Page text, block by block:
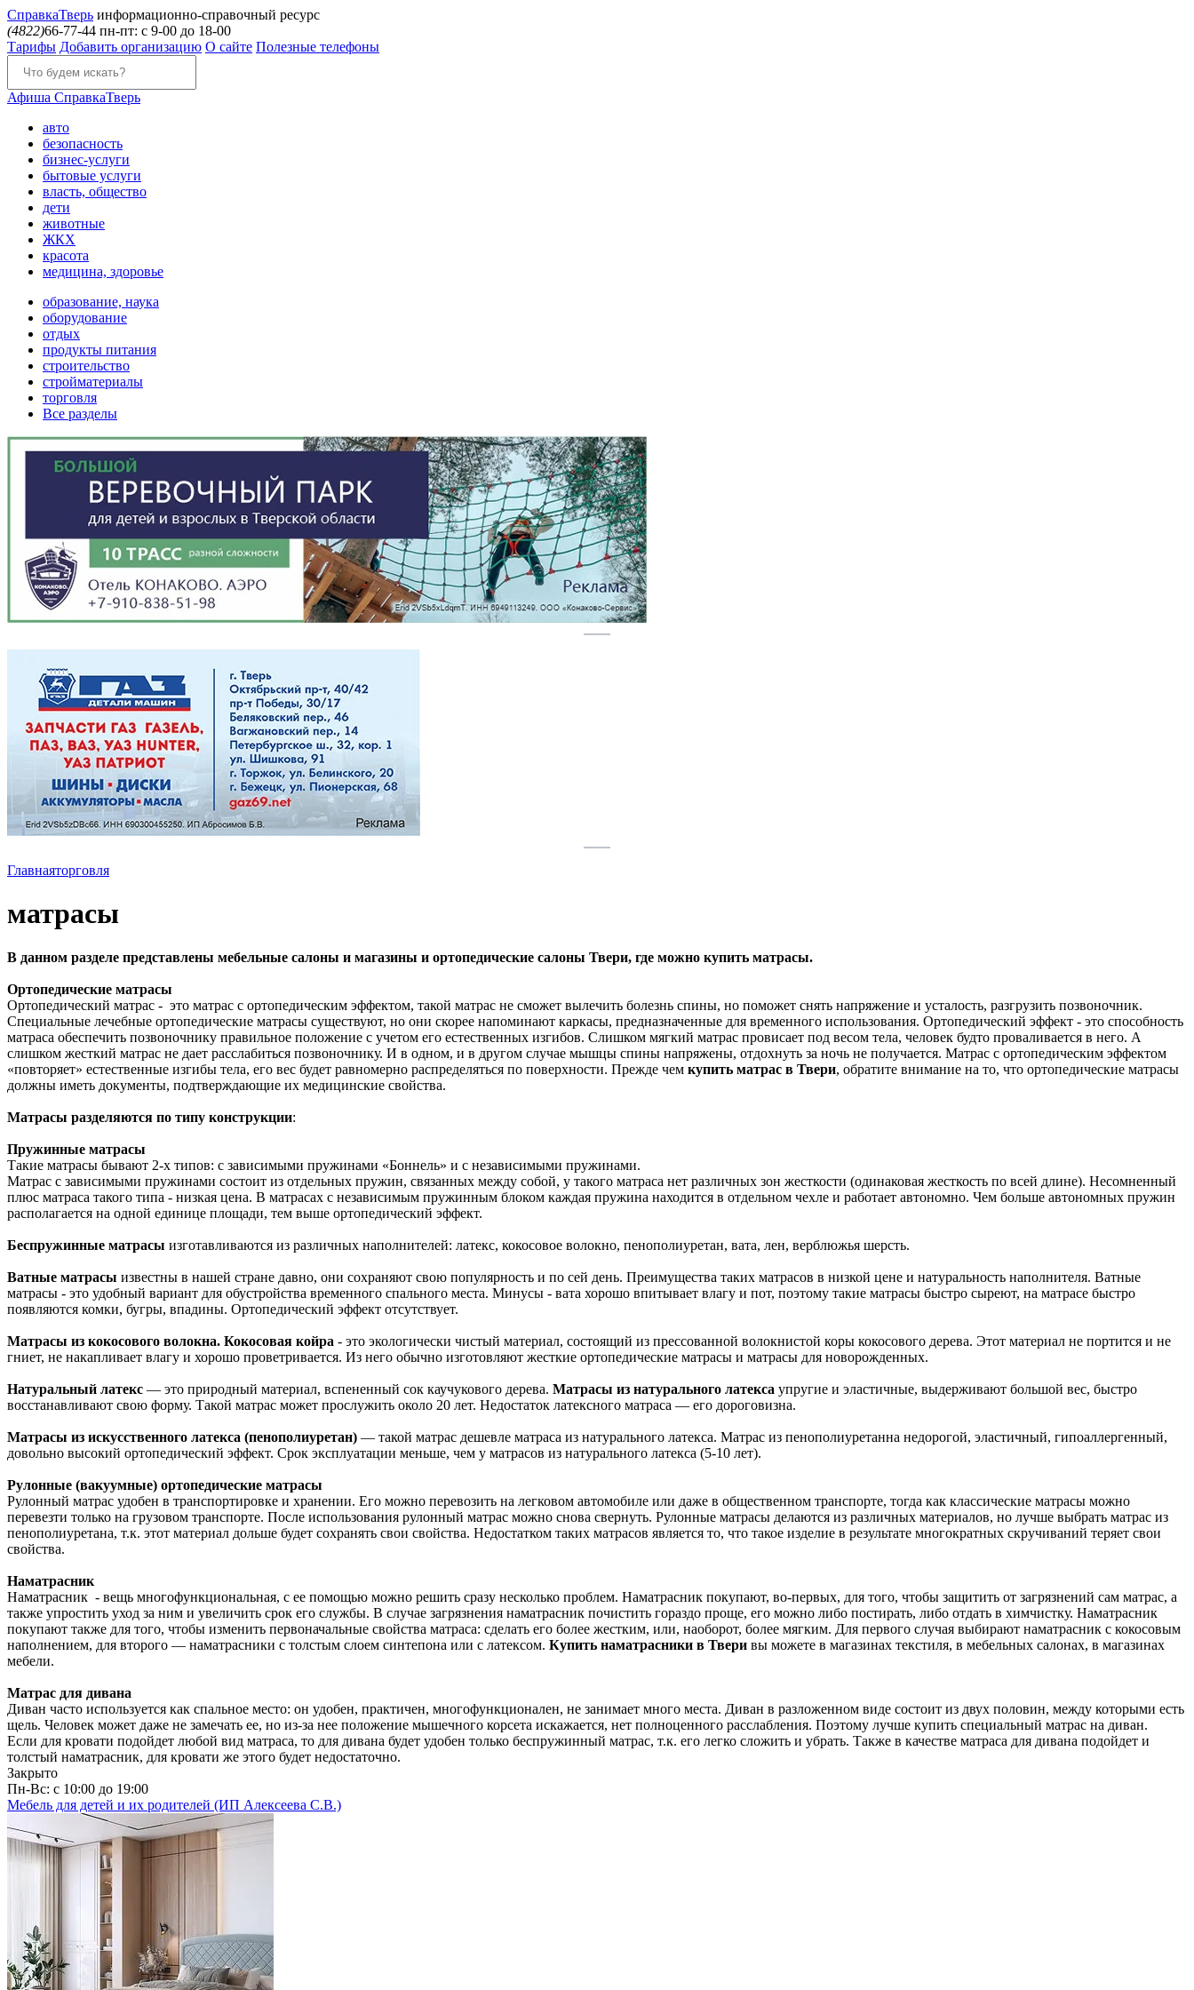
СправкаТверь информационно-справочный ресурс
(4822)66-77-44 пн-пт: с 9-00 до 18-00
Тарифы Добавить организацию О сайте Полезные телефоны
Афиша СправкаТверь
авто
безопасность
бизнес-услуги
бытовые услуги
власть, общество
дети
животные
ЖКХ
красота
медицина, здоровье
образование, наука
оборудование
отдых
продукты питания
строительство
стройматериалы
торговля
Все разделы
Главнаяторговля
матрасы
В данном разделе представлены мебельные салоны и магазины и ортопедические салоны Твери, где можно купить матрасы.
Ортопедические матрасы
Ортопедический матрас - это матрас с ортопедическим эффектом, такой матрас не сможет вылечить болезнь спины, но поможет снять напряжение и усталость, разгрузить позвоночник.
Специальные лечебные ортопедические матрасы существуют, но они скорее напоминают каркасы, предназначенные для временного использования. Ортопедический эффект - это способность
матраса обеспечить позвоночнику правильное положение с учетом его естественных изгибов. Слишком мягкий матрас провисает под весом тела, человек будто проваливается в него. А
слишком жесткий матрас не дает расслабиться позвоночнику. И в одном, и в другом случае мышцы спины напряжены, отдохнуть за ночь не получается. Матрас с ортопедическим эффектом
«повторяет» естественные изгибы тела, его вес будет равномерно распределяться по поверхности. Прежде чем купить матрас в Твери, обратите внимание на то, что ортопедические матрасы
должны иметь документы, подтверждающие их медицинские свойства.
Матрасы разделяются по типу конструкции:
Пружинные матрасы
Такие матрасы бывают 2-х типов: с зависимыми пружинами «Боннель» и с независимыми пружинами.
Матрас с зависимыми пружинами состоит из отдельных пружин, связанных между собой, у такого матраса нет различных зон жесткости (одинаковая жесткость по всей длине). Несомненный
плюс матраса такого типа - низкая цена. В матрасах с независимым пружинным блоком каждая пружина находится в отдельном чехле и работает автономно. Чем больше автономных пружин
располагается на одной единице площади, тем выше ортопедический эффект.
Беспружинные матрасы изготавливаются из различных наполнителей: латекс, кокосовое волокно, пенополиуретан, вата, лен, верблюжья шерсть.
Ватные матрасы известны в нашей стране давно, они сохраняют свою популярность и по сей день. Преимущества таких матрасов в низкой цене и натуральность наполнителя. Ватные
матрасы - это удобный вариант для обустройства временного спального места. Минусы - вата хорошо впитывает влагу и пот, поэтому такие матрасы быстро сыреют, на матрасе быстро
появляются комки, бугры, впадины. Ортопедический эффект отсутствует.
Матрасы из кокосового волокна. Кокосовая койра - это экологически чистый материал, состоящий из прессованной волокнистой коры кокосового дерева. Этот материал не портится и не
гниет, не накапливает влагу и хорошо проветривается. Из него обычно изготовляют жесткие ортопедические матрасы и матрасы для новорожденных.
Натуральный латекс — это природный материал, вспененный сок каучукового дерева. Матрасы из натурального латекса упругие и эластичные, выдерживают большой вес, быстро
восстанавливают свою форму. Такой матрас может прослужить около 20 лет. Недостаток латексного матраса — его дороговизна.
Матрасы из искусственного латекса (пенополиуретан) — такой матрас дешевле матраса из натурального латекса. Матрас из пенополиуретанна недорогой, эластичный, гипоаллергенный,
довольно высокий ортопедический эффект. Срок эксплуатации меньше, чем у матрасов из натурального латекса (5-10 лет).
Рулонные (вакуумные) ортопедические матрасы
Рулонный матрас удобен в транспортировке и хранении. Его можно перевозить на легковом автомобиле или даже в общественном транспорте, тогда как классические матрасы можно
перевезти только на грузовом транспорте. После использования рулонный матрас можно снова свернуть. Рулонные матрасы делаются из различных материалов, но лучше выбрать матрас из
пенополиуретана, т.к. этот материал дольше будет сохранять свои свойства. Недостатком таких матрасов является то, что такое изделие в результате многократных скручиваний теряет свои
свойства.
Наматрасник
Наматрасник - вещь многофункциональная, с ее помощью можно решить сразу несколько проблем. Наматрасник покупают, во-первых, для того, чтобы защитить от загрязнений сам матрас, а
также упростить уход за ним и увеличить срок его службы. В случае загрязнения наматрасник почистить гораздо проще, его можно либо постирать, либо отдать в химчистку. Наматрасник
покупают также для того, чтобы изменить первоначальные свойства матраса: сделать его более жестким, или, наоборот, более мягким. Для первого случая выбирают наматрасник с кокосовым
наполнением, для второго — наматрасники с толстым слоем синтепона или с латексом. Купить наматрасники в Твери вы можете в магазинах текстиля, в мебельных салонах, в магазинах
мебели.
Матрас для дивана
Диван часто используется как спальное место: он удобен, практичен, многофункционален, не занимает много места. Диван в разложенном виде состоит из двух половин, между которыми есть
щель. Человек может даже не замечать ее, но из-за нее положение мышечного корсета искажается, нет полноценного расслабления. Поэтому лучше купить специальный матрас на диван.
Если для кровати подойдет любой вид матраса, то для дивана будет удобен только беспружинный матрас, т.к. его легко сложить и убрать. Также в качестве матраса для дивана подойдет и
толстый наматрасник, для кровати же этого будет недостаточно.
Закрыто
Пн-Вс: с 10:00 до 19:00
Мебель для детей и их родителей (ИП Алексеева С.В.)